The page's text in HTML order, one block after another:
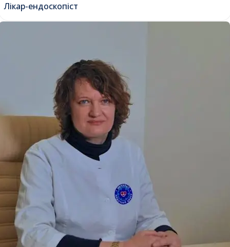
Лікар-ендоскопіст